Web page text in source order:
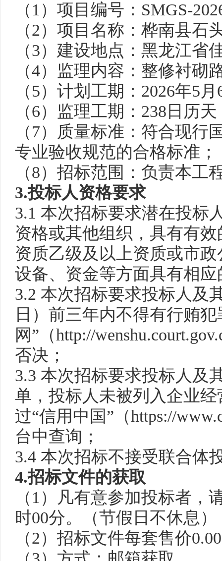
（ 1）项目编号： SMGS-
（2）项目名称：桦南县石
（3）建设地点：黑龙江省
（4） 监理内容： 整修衬砌
（5）计划工期：2026年5月
（6） 监理工期： 238 日历
（7）质量标准： 符合现行
专业验收规范的合格标准；
（8） 招标范围：负责本工
3.投标人资格要求
3.1 本次招标要求潜在投标
资格或其他组织，具有有
资质乙级及以上资质或市政
设备、资金等方面具有相
3.2 本次招标要求投标人及
日）前三年内不得有行贿
网”（http://
否决；
3.3 本次招标要求投标人及
单，投标人未被列入企业
过“信用中国”（https://
台中查询；
3.4 本次招标不接受联合体
4.招标文件的获取
（ 1）凡有意参加投标者，
时00分。
（节假日不休息 ）
（2）招标文件每套售价